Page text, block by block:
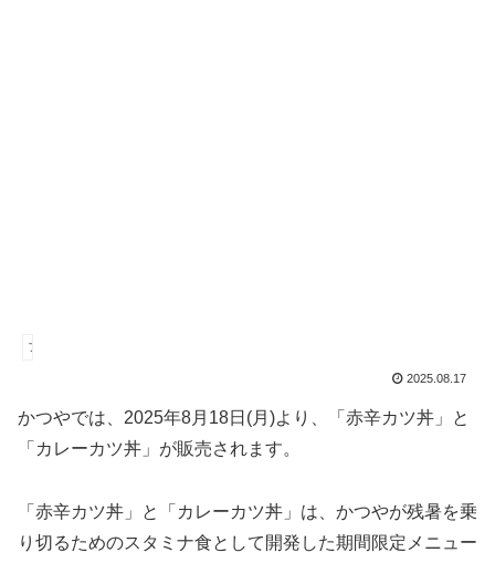
ファストフード
2025.08.17
かつやでは、2025年8月18日(月)より、「赤辛カツ丼」と
「カレーカツ丼」が販売されます。
「赤辛カツ丼」と「カレーカツ丼」は、かつやが残暑を乗
り切るためのスタミナ食として開発した期間限定メニュー